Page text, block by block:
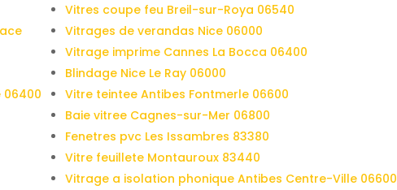
06400
Vitres coupe feu Breil-sur-Roya 06540
Vitrages de verandas Nice 06000
Vitrage imprime Cannes La Bocca 06400
Blindage Nice Le Ray 06000
Vitre teintee Antibes Fontmerle 06600
Baie vitree Cagnes-sur-Mer 06800
Fenetres pvc Les Issambres 83380
Vitre feuillete Montauroux 83440
Vitrage a isolation phonique Antibes Centre-Ville 06600